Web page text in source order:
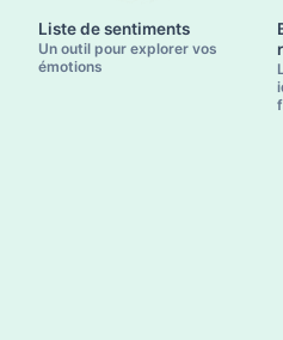
Liste de sentiments
Un outil pour explorer vos
émotions